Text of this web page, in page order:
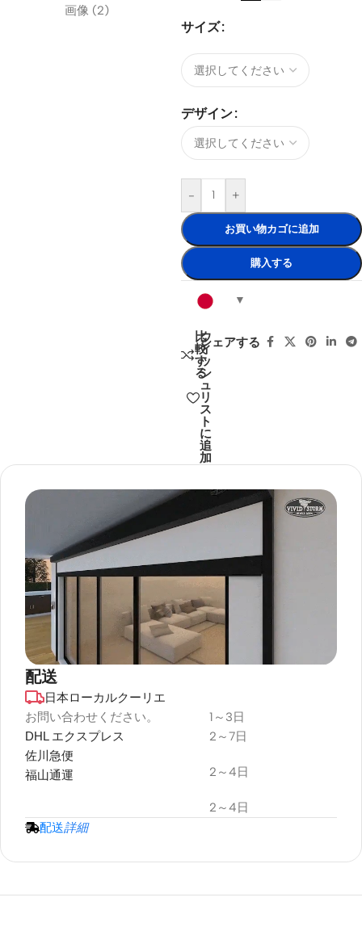
サイズ
デザイン
- +
お買い物カゴに追加
購入する
比
較
す
る
ウ
ィ
ッ
シ
ュ
リ
ス
ト
に
追
加
シェアする
デュラプラス
耐候性
プロジェクタースクリーン
配送
日本ローカルクーリエ
お問い合わせください。 1～3日
DHL エクスプレス
佐川急便
福山通運
2～7日
2～4日
2～4日
配送詳細